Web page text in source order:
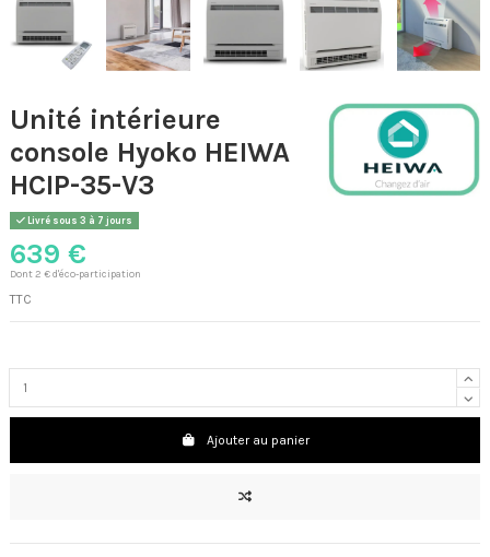
Unité intérieure
console Hyoko HEIWA
HCIP-35-V3
Livré sous 3 à 7 jours
639 €
Dont 2 € d'éco-participation
TTC
Ajouter au panier